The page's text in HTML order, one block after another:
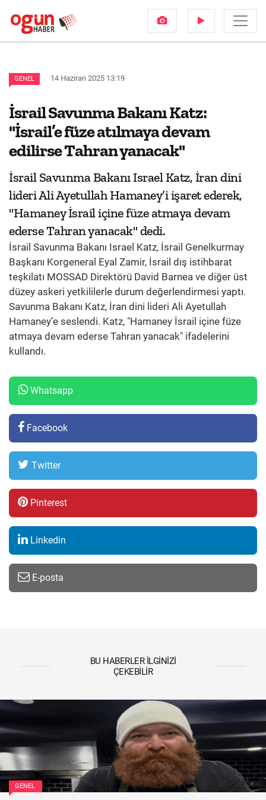
GENEL 14 Haziran 2025 13:19
İsrail Savunma Bakanı Katz:
"İsrail’e füze atılmaya devam
edilirse Tahran yanacak"
İsrail Savunma Bakanı Israel Katz, İran dini
lideri Ali Ayetullah Hamaney’i işaret ederek,
"Hamaney İsrail içine füze atmaya devam
ederse Tahran yanacak" dedi.
İsrail Savunma Bakanı Israel Katz, İsrail Genelkurmay
Başkanı Korgeneral Eyal Zamir, İsrail dış istihbarat
teşkilatı MOSSAD Direktörü David Barnea ve diğer üst
düzey askeri yetkililerle durum değerlendirmesi yaptı.
Savunma Bakanı Katz, İran dini lideri Ali Ayetullah
Hamaney’e seslendi. Katz, "Hamaney İsrail içine füze
atmaya devam ederse Tahran yanacak" ifadelerini
kullandı.
Whatsapp
Facebook
Twitter
Pinterest
Linkedin
E-posta
BU HABERLER İLGINIZI
ÇEKEBILIR
GENEL